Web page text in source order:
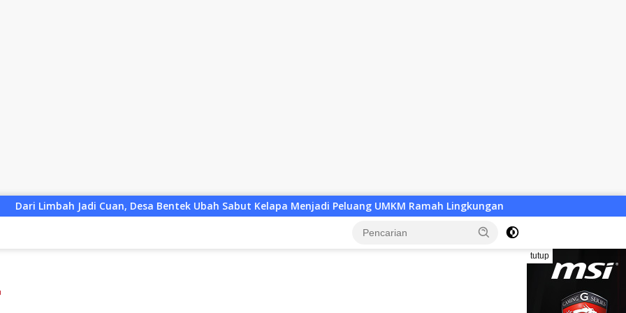
Desa Bentek Ubah Sabut Kelapa Menjadi Peluang UMKM Ramah Lingkungan Desa Baru Tak Lagi Sekadar Wacana,
tutup